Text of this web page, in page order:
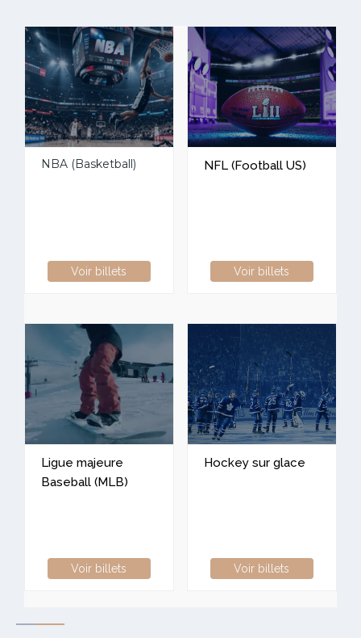
NBA (Basketball)
Voir billets
NFL (Football US)
Voir billets
Ligue majeure
Baseball (MLB)
Voir billets
Hockey sur glace
Voir billets